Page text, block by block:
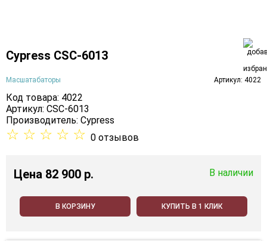
Cypress CSC-6013
Масшатабаторы Артикул: 4022
Код товара: 4022
Артикул: CSC-6013
Производитель: Cypress
☆ ☆ ☆ ☆ ☆ 0 отзывов
Цена 82 900 p. В наличии
В КОРЗИНУ КУПИТЬ В 1 КЛИК